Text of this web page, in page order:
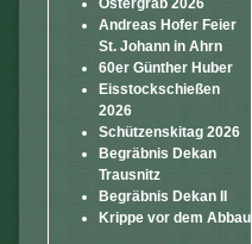
Ostergrab 2026
Andreas Hofer Feier
St. Johann in Ahrn
60er Günther Huber
Eisstockschießen
2026
Schützenskitag 2026
Begräbnis Dekan
Trausnitz
Begräbnis Dekan II
Krippe vor dem Abbau